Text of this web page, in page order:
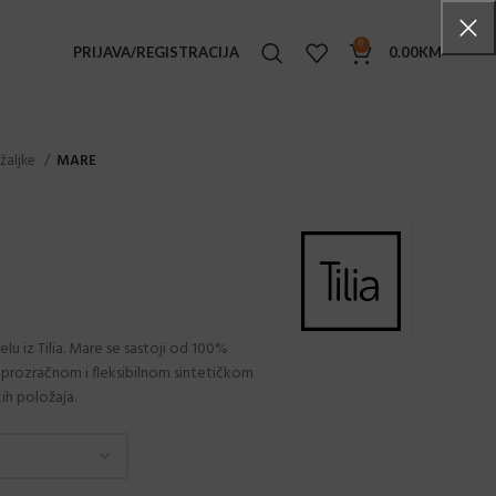
NAMJEŠTAJ
set
sa rukonaslonima
PRIJAVA/REGISTRACIJA 0 0.00KM
MARE
iz Tilia. Mare se sastoji od 100%
i fleksibilnom sintetičkom
položaja.